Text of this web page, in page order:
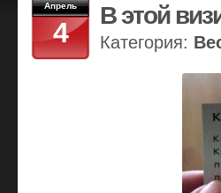
Апрель
4
В этой
Категория: